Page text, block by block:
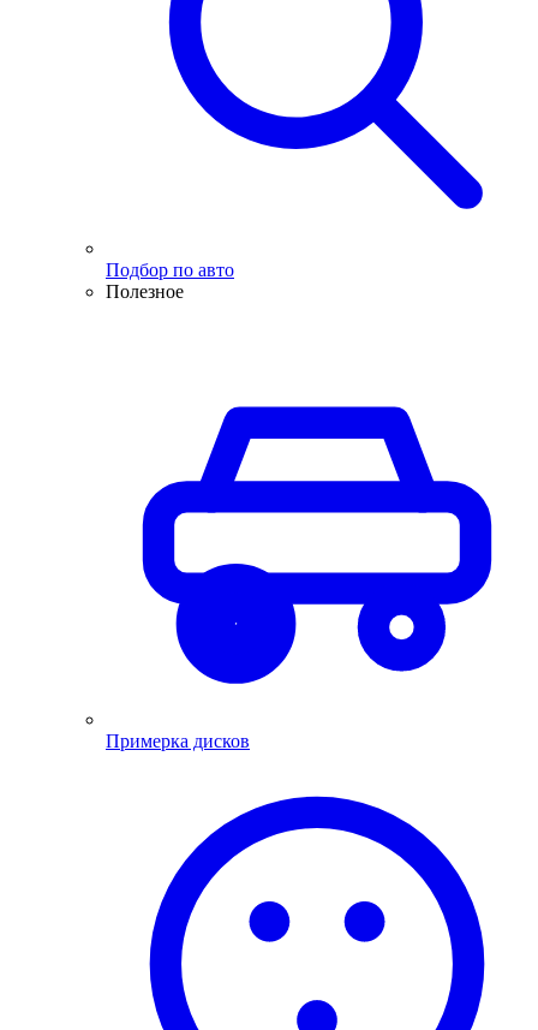
Подбор по авто
Полезное
Примерка дисков